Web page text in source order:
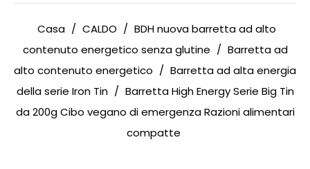
Casa / CALDO / BDH nuova barretta ad alto
contenuto energetico senza glutine / Barretta ad
alto contenuto energetico / Barretta ad alta energia
della serie Iron Tin / Barretta High Energy Serie Big Tin
da 200g Cibo vegano di emergenza Razioni alimentari
compatte